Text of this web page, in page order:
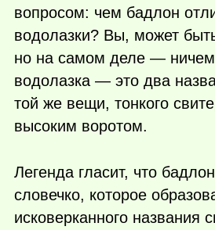
вопросом: чем бадлон
водолазки? Вы, может
но на самом деле —
водолазка — это два
той же вещи, тонкого
высоким воротом.
Легенда гласит, что
словечко, которое
исковерканного названия